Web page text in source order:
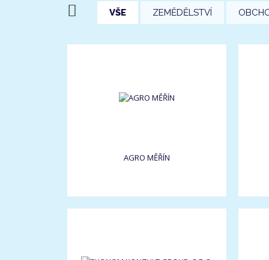
VŠE ZEMĚDĚLSTVÍ
AGRO MĚŘÍN